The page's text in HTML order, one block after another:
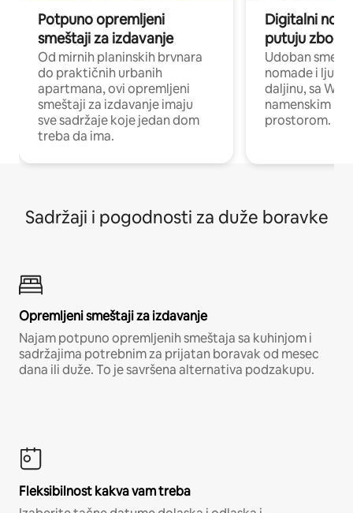
Potpuno opremljeni
smeštaji za izdavanje
Od mirnih planinskih brvnara
do praktičnih urbanih
apartmana, ovi opremljeni
smeštaji za izdavanje imaju
sve sadržaje koje jedan dom
treba da ima.
Digitalni
putuju zbog
Udoban
nomade i ljude
daljinu, sa Wi-
namenskim
prostorom.
Sadržaji i pogodnosti za duže boravke
Opremljeni smeštaji za izdavanje
Najam potpuno opremljenih smeštaja sa kuhinjom i
sadržajima potrebnim za prijatan boravak od mesec
dana ili duže. To je savršena alternativa podzakupu.
Fleksibilnost kakva vam treba